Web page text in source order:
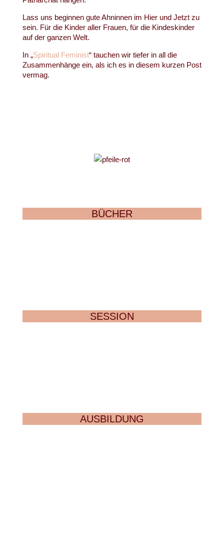
Lass uns beginnen gute Ahninnen im Hier und Jetzt zu
sein. Für die Kinder aller Frauen, für die Kindeskinder
auf der ganzen Welt.
In „Spiritual Feminist“ tauchen wir tiefer in all die
Zusammenhänge ein, als ich es in diesem kurzen Post
vermag.
BÜCHER
SESSION
AUSBILDUNG